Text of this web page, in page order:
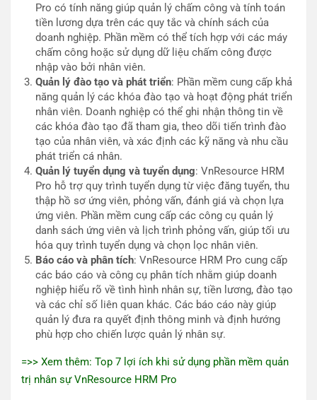
Pro có tính năng giúp quản lý chấm công và tính toán
tiền lương dựa trên các quy tắc và chính sách của
doanh nghiệp. Phần mềm có thể tích hợp với các máy
chấm công hoặc sử dụng dữ liệu chấm công được
nhập vào bởi nhân viên.
Quản lý đào tạo và phát triển: Phần mềm cung cấp khả
năng quản lý các khóa đào tạo và hoạt động phát triển
nhân viên. Doanh nghiệp có thể ghi nhận thông tin về
các khóa đào tạo đã tham gia, theo dõi tiến trình đào
tạo của nhân viên, và xác định các kỹ năng và nhu cầu
phát triển cá nhân.
Quản lý tuyển dụng và tuyển dụng: VnResource HRM
Pro hỗ trợ quy trình tuyển dụng từ việc đăng tuyển, thu
thập hồ sơ ứng viên, phỏng vấn, đánh giá và chọn lựa
ứng viên. Phần mềm cung cấp các công cụ quản lý
danh sách ứng viên và lịch trình phỏng vấn, giúp tối ưu
hóa quy trình tuyển dụng và chọn lọc nhân viên.
Báo cáo và phân tích: VnResource HRM Pro cung cấp
các báo cáo và công cụ phân tích nhằm giúp doanh
nghiệp hiểu rõ về tình hình nhân sự, tiền lương, đào tạo
và các chỉ số liên quan khác. Các báo cáo này giúp
quản lý đưa ra quyết định thông minh và định hướng
phù hợp cho chiến lược quản lý nhân sự.
=>> Xem thêm: Top 7 lợi ích khi sử dụng phần mềm quản
trị nhân sự VnResource HRM Pro